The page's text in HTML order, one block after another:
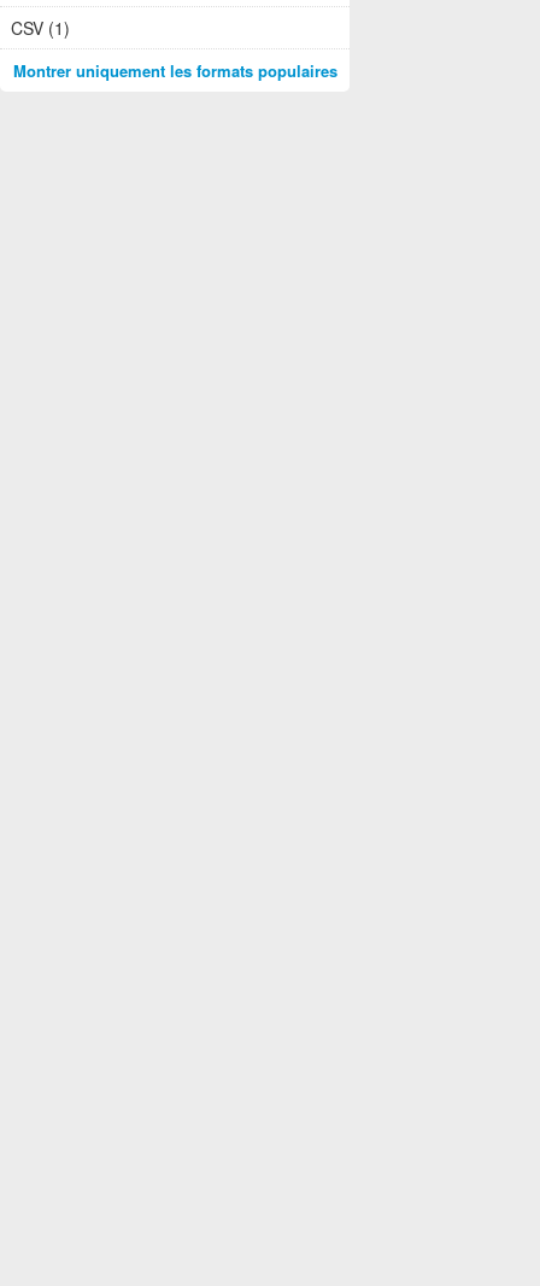
CSV (1)
Montrer uniquement les formats populaires